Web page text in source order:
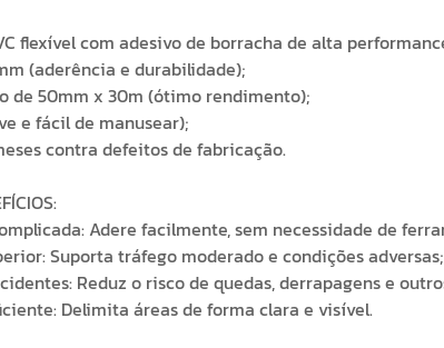
flexível com adesivo de borracha de alta
(aderência e durabilidade);
de 50mm x 30m (ótimo rendimento);
e fácil de manusear);
contra defeitos de fabricação.
Adere facilmente, sem necessidade de
Suporta tráfego moderado e condições adversas;
Reduz o risco de quedas, derrapagens e
Delimita áreas de forma clara e visível.